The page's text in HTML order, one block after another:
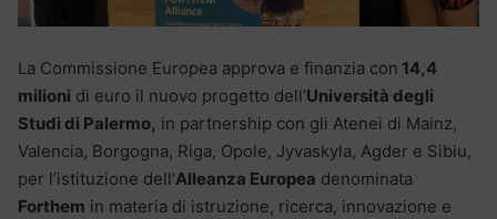
La Commissione Europea approva e finanzia con 14,4
milioni di euro il nuovo progetto dell’Università degli
Studi di Palermo, in partnership con gli Atenei di Mainz,
Valencia, Borgogna, Riga, Opole, Jyvaskyla, Agder e Sibiu,
per l’istituzione dell’Alleanza Europea denominata
Forthem in materia di istruzione, ricerca, innovazione e